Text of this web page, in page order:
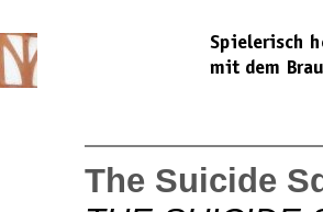
The Suicide